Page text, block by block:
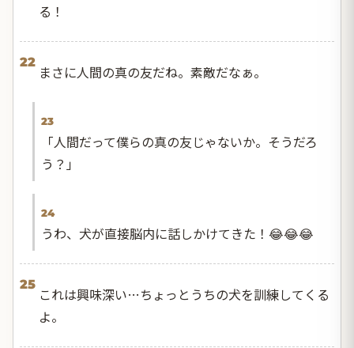
る！
22
まさに人間の真の友だね。素敵だなぁ。
23
「人間だって僕らの真の友じゃないか。そうだろ
う？」
24
うわ、犬が直接脳内に話しかけてきた！😂😂😂
25
これは興味深い…ちょっとうちの犬を訓練してくる
よ。